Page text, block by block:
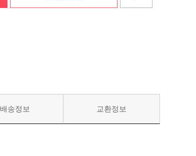
배송정보 교환정보